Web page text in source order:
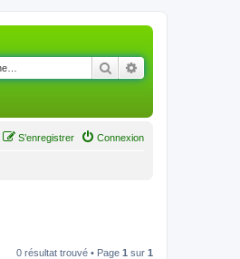
Rechercher
Connexion
S’enregistrer
0 résultat trouvé • Page 1 sur 1